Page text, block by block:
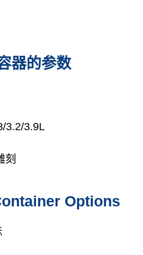
器的参数
3.2/3.9L
刻
Options